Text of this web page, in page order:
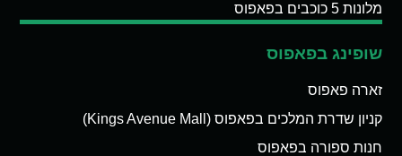
מלונות 5 כוכבים בפאפוס
שופינג בפאפוס
זארה פאפוס
קניון שדרת המלכים בפאפוס (Kings Avenue Mall)
חנות ספורה בפאפוס